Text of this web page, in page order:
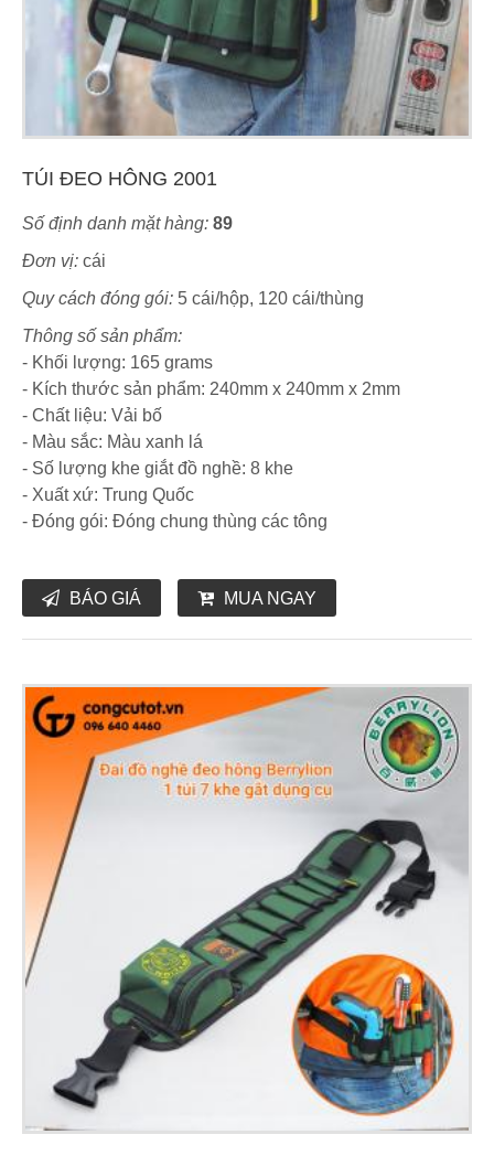
TÚI ĐEO HÔNG 2001
Số định danh mặt hàng: 89
Đơn vị: cái
Quy cách đóng gói: 5 cái/hộp, 120 cái/thùng
Thông số sản phẩm:
- Khối lượng: 165 grams
- Kích thước sản phẩm: 240mm x 240mm x 2mm
- Chất liệu: Vải bố
- Màu sắc: Màu xanh lá
- Số lượng khe giắt đồ nghề: 8 khe
- Xuất xứ: Trung Quốc
- Đóng gói: Đóng chung thùng các tông
BÁO GIÁ MUA NGAY